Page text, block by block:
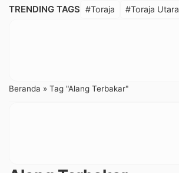
TRENDING TAGS #Toraja #Toraja Utara
Beranda » Tag "Alang Terbakar"